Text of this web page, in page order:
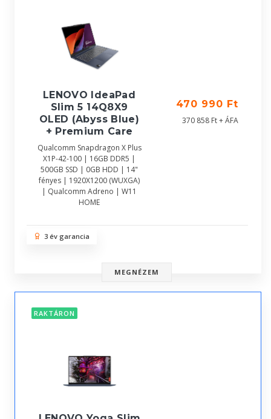
LENOVO IdeaPad
Slim 5 14Q8X9
OLED (Abyss Blue)
+ Premium Care
Qualcomm Snapdragon X Plus
X1P-42-100 | 16GB DDR5 |
500GB SSD | 0GB HDD | 14"
fényes | 1920X1200 (WUXGA)
| Qualcomm Adreno | W11
HOME
470 990 Ft
370 858 Ft + ÁFA
3 év garancia
MEGNÉZEM
RAKTÁRON